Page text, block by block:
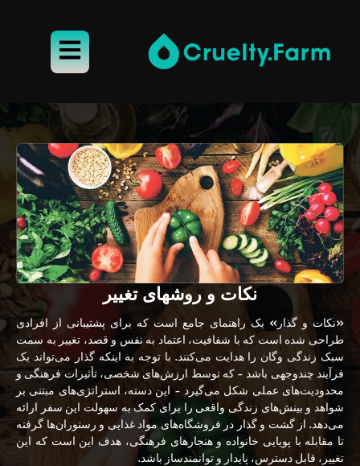
نکات و روشهای تغییر
«نکات و گذار» یک راهنمای جامع است که برای پشتیبانی از افرادی
طراحی شده است که با شفافیت، اعتماد به نفس و قصد، تغییر به سمت
سبک زندگی وگان را هدایت می‌کنند. با توجه به اینکه گذار می‌تواند یک
فرآیند چندوجهی باشد - که توسط ارزش‌های شخصی، تأثیرات فرهنگی و
محدودیت‌های عملی شکل می‌گیرد - این دسته، استراتژی‌های مبتنی بر
شواهد و بینش‌های زندگی واقعی را برای کمک به سهولت این سفر ارائه
می‌دهد. از گشت و گذار در فروشگاه‌های مواد غذایی و رستوران‌ها گرفته
تا مقابله با پویایی خانواده و هنجارهای فرهنگی، هدف این است که این
تغییر، قابل دسترس، پایدار و توانمندساز باشد.